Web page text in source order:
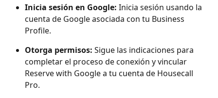
Inicia sesión en Google: Inicia sesión usando la
cuenta de Google asociada con tu Business
Profile.
Otorga permisos: Sigue las indicaciones para
completar el proceso de conexión y vincular
Reserve with Google a tu cuenta de Housecall
Pro.